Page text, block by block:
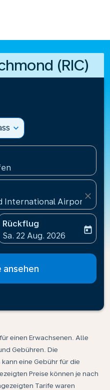
(RIC)
expand_more
International
close
aria-label
Rückflug
fc-booking-return-date-
Sa. 22 Aug. 2026
today
einen Erwachsenen. Alle
Gebühren. Die
eine Gebühr für die
Preise können je nach
Tarife waren